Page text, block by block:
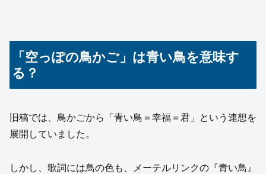
「空っぽの鳥かご」は青い鳥を意味す
る？
旧稿では、鳥かごから「青い鳥＝幸福＝君」という連想を
展開していました。
しかし、歌詞には鳥の色も、メーテルリンクの『青い鳥』